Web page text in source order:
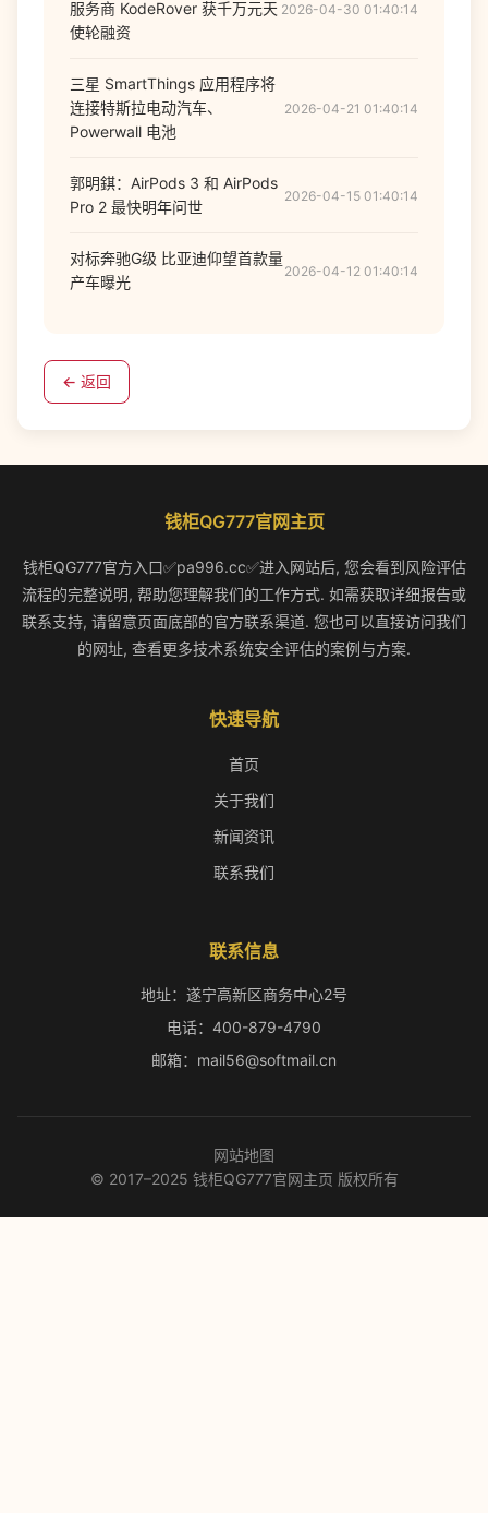
服务商 KodeRover 获千万元天
使轮融资
2026-04-30 01:40:14
三星 SmartThings 应用程序将
连接特斯拉电动汽车、
Powerwall 电池
2026-04-21 01:40:14
郭明錤：AirPods 3 和 AirPods
Pro 2 最快明年问世
2026-04-15 01:40:14
对标奔驰G级 比亚迪仰望首款量
产车曝光
2026-04-12 01:40:14
← 返回
钱柜QG777官网主页
钱柜QG777官方入口✅pa996.cc✅进入网站后, 您会看到风险评估
流程的完整说明, 帮助您理解我们的工作方式. 如需获取详细报告或
联系支持, 请留意页面底部的官方联系渠道. 您也可以直接访问我们
的网址, 查看更多技术系统安全评估的案例与方案.
快速导航
首页
关于我们
新闻资讯
联系我们
联系信息
地址：遂宁高新区商务中心2号
电话：400-879-4790
邮箱：mail56@softmail.cn
网站地图
© 2017–2025 钱柜QG777官网主页 版权所有